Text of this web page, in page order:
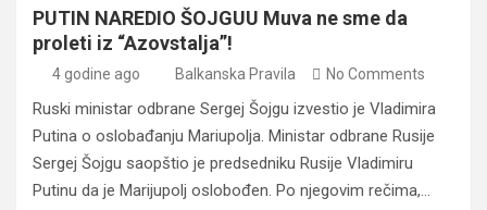
PUTIN NAREDIO ŠOJGUU Muva ne sme da
proleti iz “Azovstalja”!
4 godine ago Balkanska Pravila No Comments
Ruski ministar odbrane Sergej Šojgu izvestio je Vladimira
Putina o oslobađanju Mariupolja. Ministar odbrane Rusije
Sergej Šojgu saopštio je predsedniku Rusije Vladimiru
Putinu da je Marijupolj oslobođen. Po njegovim rečima,…